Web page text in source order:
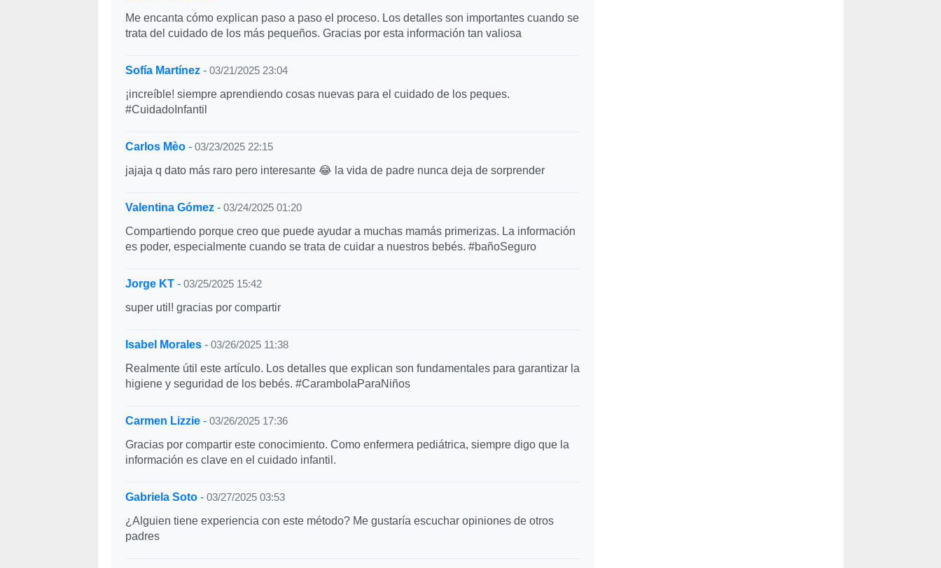
Me encanta cómo explican paso a paso el proceso. Los detalles son importantes cuando se
trata del cuidado de los más pequeños. Gracias por esta información tan valiosa
Sofía Martínez- 03/21/2025 23:04
¡increíble! siempre aprendiendo cosas nuevas para el cuidado de los peques.
#CuidadoInfantil
Carlos Mèo- 03/23/2025 22:15
jajaja q dato más raro pero interesante 😂 la vida de padre nunca deja de sorprender
Valentina Gómez- 03/24/2025 01:20
Compartiendo porque creo que puede ayudar a muchas mamás primerizas. La información
es poder, especialmente cuando se trata de cuidar a nuestros bebés. #bañoSeguro
Jorge KT- 03/25/2025 15:42
super util! gracias por compartir
Isabel Morales- 03/26/2025 11:38
Realmente útil este artículo. Los detalles que explican son fundamentales para garantizar la
higiene y seguridad de los bebés. #CarambolaParaNiños
Carmen Lizzie- 03/26/2025 17:36
Gracias por compartir este conocimiento. Como enfermera pediátrica, siempre digo que la
información es clave en el cuidado infantil.
Gabriela Soto- 03/27/2025 03:53
¿Alguien tiene experiencia con este método? Me gustaría escuchar opiniones de otros
padres